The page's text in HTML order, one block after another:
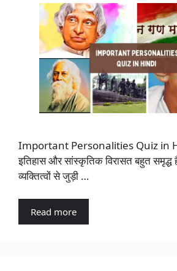
Important Personalities Quiz in
इतिहास और सांस्कृतिक विरासत बहुत समृद्ध
व्यक्तित्वों से जुड़ी …
Read more